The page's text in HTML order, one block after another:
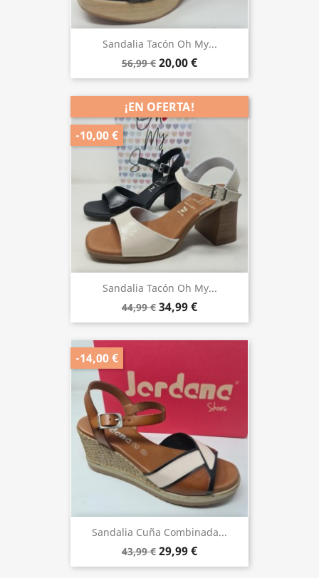
Sandalia Tacón Oh My...
56,99 € 20,00 €
Sandalia Tacón Oh My...
44,99 € 34,99 €
¡EN OFERTA!
-10,00 €
Sandalia Cuña Combinada...
43,99 € 29,99 €
-14,00 €